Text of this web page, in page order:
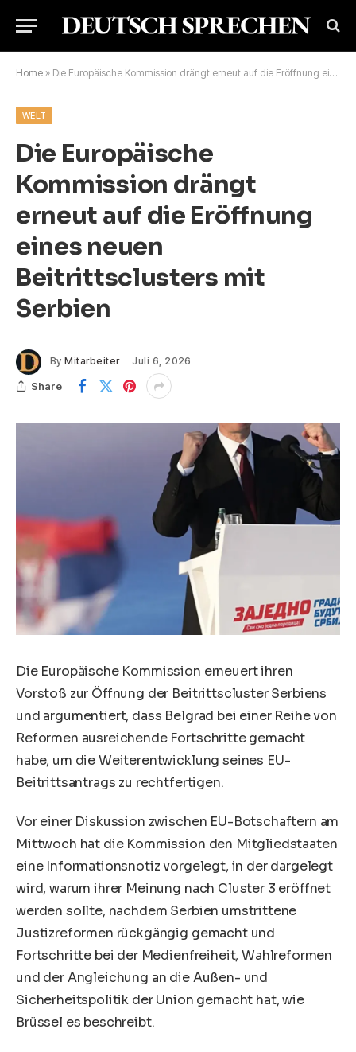
Home » Die Europäische Kommission drängt erneut auf die Eröffnung eines neuen Beitrittsclusters mit Serbien
WELT
Die Europäische
Kommission drängt
erneut auf die Eröffnung
eines neuen
Beitrittsclusters mit
Serbien
By Mitarbeiter Juli 6, 2026
Share
Die Europäische Kommission erneuert ihren
Vorstoß zur Öffnung der Beitrittscluster Serbiens
und argumentiert, dass Belgrad bei einer Reihe von
Reformen ausreichende Fortschritte gemacht
habe, um die Weiterentwicklung seines EU-
Beitrittsantrags zu rechtfertigen.
Vor einer Diskussion zwischen EU-Botschaftern am
Mittwoch hat die Kommission den Mitgliedstaaten
eine Informationsnotiz vorgelegt, in der dargelegt
wird, warum ihrer Meinung nach Cluster 3 eröffnet
werden sollte, nachdem Serbien umstrittene
Justizreformen rückgängig gemacht und
Fortschritte bei der Medienfreiheit, Wahlreformen
und der Angleichung an die Außen- und
Sicherheitspolitik der Union gemacht hat, wie
Brüssel es beschreibt.